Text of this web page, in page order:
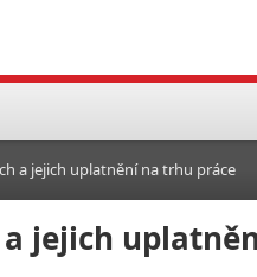
a jejich uplatnění na trhu práce
jejich